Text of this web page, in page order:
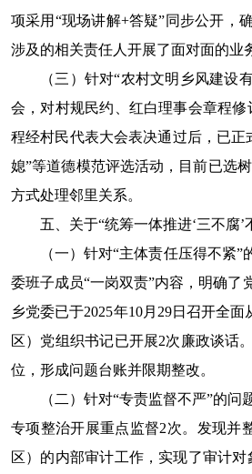
项采用“现场讲解+答疑”同步公开，
涉及的相关责任人开展了面对面的业
（三）针对“农村文明乡风建
会，对村规民约、红白理事会章程
程经村民代表大会表决通过后，已
媳”等道德模范评选活动，目前已选
方式处理邻里关系。
五、关于“统筹一体推进‘三不腐’
（一）针对“主体责任压得不紧
委班子成员“一岗双责”内容，明确了
乡党委已于2025年10月29日召开全
区）党组织书记已开展2次廉政谈话
位，形成问题台账并限期整改。
（二）针对“专责监督不严”的
专项整治开展重点监督2次。发现并
区）的内部审计工作，实现了审计